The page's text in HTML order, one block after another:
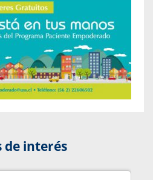
de interés